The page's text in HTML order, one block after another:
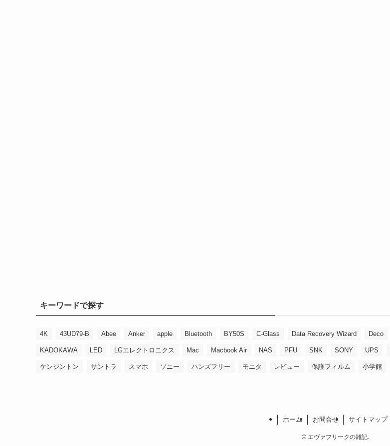
キーワードで探す
4K 43UD79-B Abee Anker apple Bluetooth BY50S C-Glass Data Recovery Wizard Deco
KADOKAWA LED LGエレクトロニクス Mac Macbook Air NAS PFU SNK SONY UPS
ケンジントン サントラ スマホ ソニー ハンズフリー モニタ レビュー 保護フィルム 小学館
ホーム お問合せ サイトマップ
©エヴァフリークの雑記.